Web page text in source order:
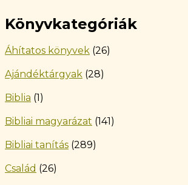
Könyvkategóriák
Áhítatos könyvek (26)
Ajándéktárgyak (28)
Biblia (1)
Bibliai magyarázat (141)
Bibliai tanítás (289)
Család (26)